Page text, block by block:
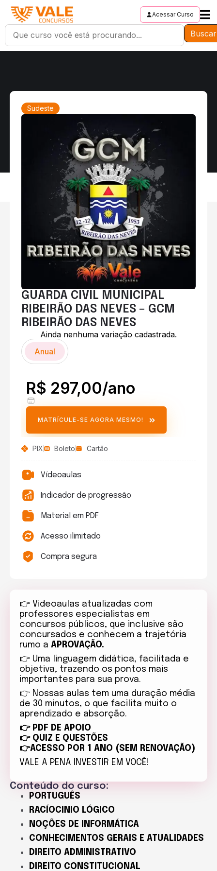
Acessar Curso
Buscar
👉 Videoaulas atualizadas com
professores especialistas em
concursos públicos, que inclusive são
concursados e conhecem a trajetória
rumo a APROVAÇÃO.
👉 Uma linguagem didática, facilitada e
objetiva, trazendo os pontos mais
importantes para sua prova.
👉 Nossas aulas tem uma duração média
de 30 minutos, o que facilita muito o
aprendizado e absorção.
👉 PDF DE APOIO
👉QUIZ E QUESTÕES
👉ACESSO POR 1 ANO (SEM RENOVAÇÃO)
VALE A PENA INVESTIR EM VOCÊ!
Conteúdo do curso:
PORTUGUÊS
RACÍOCINIO LÓGICO
NOÇÕES DE INFORMÁTICA
CONHECIMENTOS GERAIS E ATUALIDADES
DIREITO ADMINISTRATIVO
DIREITO CONSTITUCIONAL
Sudeste
GUARDA CIVIL MUNICIPAL
RIBEIRÃO DAS NEVES – GCM
RIBEIRÃO DAS NEVES
Ainda nenhuma variação cadastrada.
Anual
R$ 297,00/ano
MATRÍCULE-SE AGORA MESMO!
PIX Boleto Cartão
Vídeoaulas
Indicador de progressão
Material em PDF
Acesso ilimitado
Compra segura